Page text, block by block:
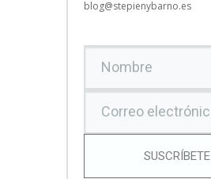
blog@stepienybarno.es
SUSCRÍBETE